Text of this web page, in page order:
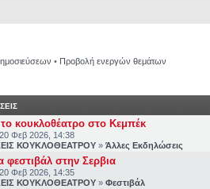
• Προβολή ενεργών θεμάτων
κουκλοθέατρο στο Κεμπέκ
Φεβ 2026, 14:38
ΚΟΥΚΛΟΘΕΑΤΡΟΥ »Άλλες Εκδηλώσεις
φεστιβάλ στην Σερβια
Φεβ 2026, 14:35
ΚΟΥΚΛΟΘΕΑΤΡΟΥ »Φεστιβάλ